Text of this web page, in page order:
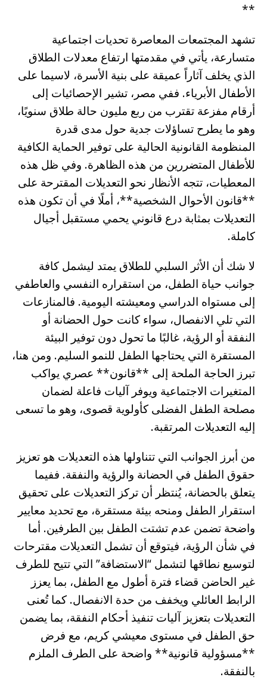
**
تشهد المجتمعات المعاصرة تحديات اجتماعية
متسارعة، يأتي في مقدمتها ارتفاع معدلات الطلاق
الذي يخلف آثاراً عميقة على بنية الأسرة، لاسيما على
الأطفال الأبرياء. ففي مصر، تشير الإحصائيات إلى
أرقام مفزعة تقترب من ربع مليون حالة طلاق سنويًا،
وهو ما يطرح تساؤلات جدية حول مدى قدرة
المنظومة القانونية الحالية على توفير الحماية الكافية
للأطفال المتضررين من هذه الظاهرة. وفي ظل هذه
المعطيات، تتجه الأنظار نحو التعديلات المقترحة على
**قانون الأحوال الشخصية**، أملًا في أن تكون هذه
التعديلات بمثابة درع قانوني يحمي مستقبل أجيال
كاملة.
لا شك أن الأثر السلبي للطلاق يمتد ليشمل كافة
جوانب حياة الطفل، من استقراره النفسي والعاطفي
إلى مستواه الدراسي ومعيشته اليومية. فالمنازعات
التي تلي الانفصال، سواء كانت حول الحضانة أو
النفقة أو الرؤية، غالبًا ما تحول دون توفير البيئة
المستقرة التي يحتاجها الطفل للنمو السليم. ومن هنا،
تبرز الحاجة الملحة إلى **قانون** عصري يواكب
المتغيرات الاجتماعية ويوفر آليات فاعلة لضمان
مصلحة الطفل الفضلى كأولوية قصوى، وهو ما تسعى
إليه التعديلات المرتقبة.
من أبرز الجوانب التي تتناولها هذه التعديلات هو تعزيز
حقوق الطفل في الحضانة والرؤية والنفقة. ففيما
يتعلق بالحضانة، يُنتظر أن تركز التعديلات على تحقيق
استقرار الطفل ومنحه بيئة مستقرة، مع تحديد معايير
واضحة تضمن عدم تشتت الطفل بين الطرفين. أما
في شأن الرؤية، فيتوقع أن تشمل التعديلات مقترحات
لتوسيع نطاقها لتشمل “الاستضافة” التي تتيح للطرف
غير الحاضن قضاء فترة أطول مع الطفل، بما يعزز
الرابط العائلي ويخفف من حدة الانفصال. كما تُعنى
التعديلات بتعزيز آليات تنفيذ أحكام النفقة، بما يضمن
حق الطفل في مستوى معيشي كريم، مع فرض
**مسؤولية قانونية** واضحة على الطرف الملزم
بالنفقة.